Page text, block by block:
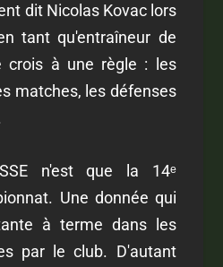
dit Nicolas Kovac lors
tant qu'entraîneur de
crois à une règle : les
matches, les défenses
n'est que la 14ᵉ
Une donnée qui
à terme dans les
par le club. D'autant